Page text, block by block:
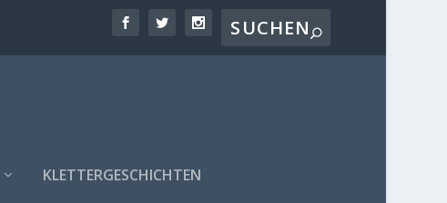
KLETTERGESCHICHTEN